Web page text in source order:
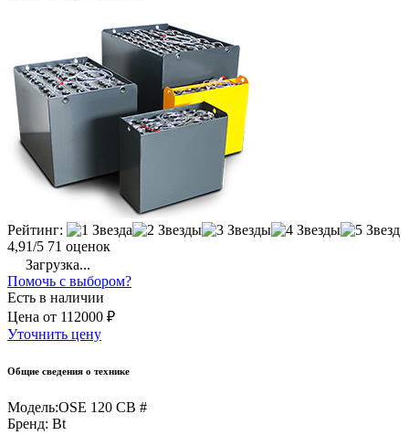
Рейтинг:
4,91/5 71 оценок
Загрузка...
Помочь с выбором?
Есть в наличии
Цена от 112000 ₽
Уточнить цену
Общие сведения о технике
Модель:OSE 120 CB #
Бренд: Bt